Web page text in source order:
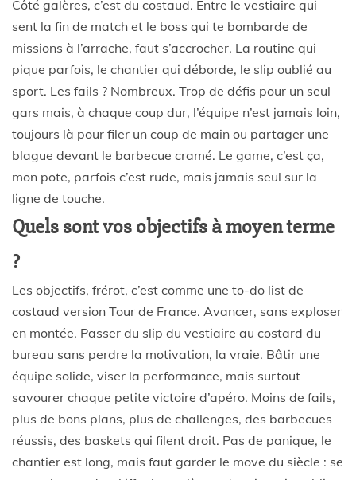
Côté galères, c’est du costaud. Entre le vestiaire qui
sent la fin de match et le boss qui te bombarde de
missions à l’arrache, faut s’accrocher. La routine qui
pique parfois, le chantier qui déborde, le slip oublié au
sport. Les fails ? Nombreux. Trop de défis pour un seul
gars mais, à chaque coup dur, l’équipe n’est jamais loin,
toujours là pour filer un coup de main ou partager une
blague devant le barbecue cramé. Le game, c’est ça,
mon pote, parfois c’est rude, mais jamais seul sur la
ligne de touche.
Quels sont vos objectifs à moyen terme
?
Les objectifs, frérot, c’est comme une to-do list de
costaud version Tour de France. Avancer, sans exploser
en montée. Passer du slip du vestiaire au costard du
bureau sans perdre la motivation, la vraie. Bâtir une
équipe solide, viser la performance, mais surtout
savourer chaque petite victoire d’apéro. Moins de fails,
plus de bons plans, plus de challenges, des barbecues
réussis, des baskets qui filent droit. Pas de panique, le
chantier est long, mais faut garder le move du siècle : se